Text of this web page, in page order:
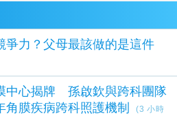
爭力？父母最該做的是這件
中心揭牌 孫啟欽與跨科團隊
角膜疾病跨科照護機制
(3 小時